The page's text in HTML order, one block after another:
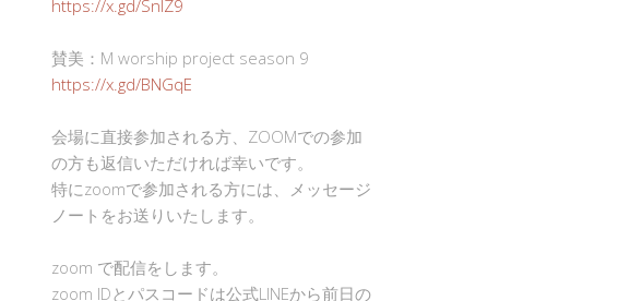
https://x.gd/SnlZ9
賛美：M worship project season 9
https://x.gd/BNGqE
会場に直接参加される方、ZOOMでの参加
の方も返信いただければ幸いです。
特にzoomで参加される方には、メッセージ
ノートをお送りいたします。
zoom で配信をします。
zoom IDとパスコードは公式LINEから前日の